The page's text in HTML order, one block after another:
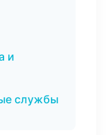
и
службы